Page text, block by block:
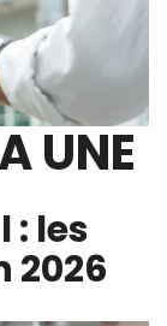
UNE
: les
2026